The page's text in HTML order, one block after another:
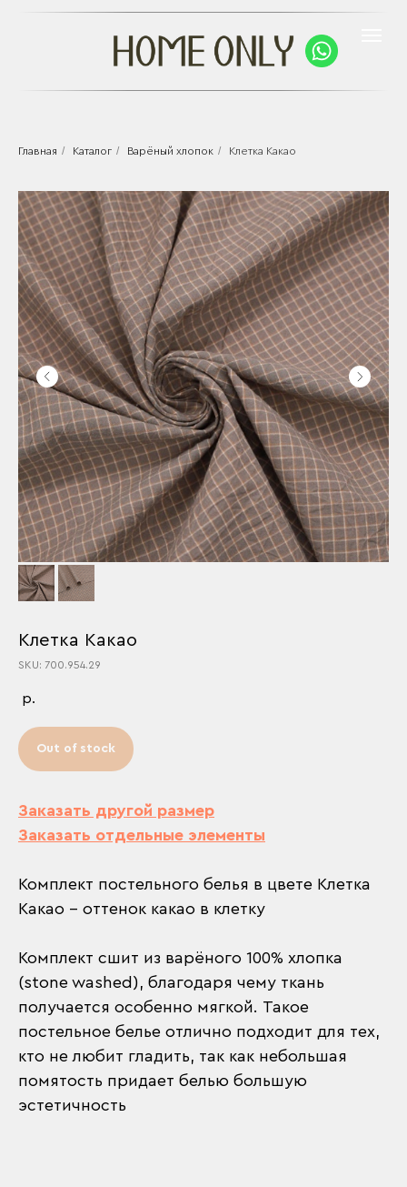
Главная / Каталог / Варёный хлопок / Клетка Какао
Клетка Какао
SKU: 700.954.29
р.
Out of stock
Заказать другой размер
Заказать отдельные элементы
Комплект постельного белья в цвете Клетка
Какао – оттенок какао в клетку
Комплект сшит из варёного 100% хлопка
(stone washed), благодаря чему ткань
получается особенно мягкой. Такое
постельное белье отлично подходит для тех,
кто не любит гладить, так как небольшая
помятость придает белью большую
эстетичность